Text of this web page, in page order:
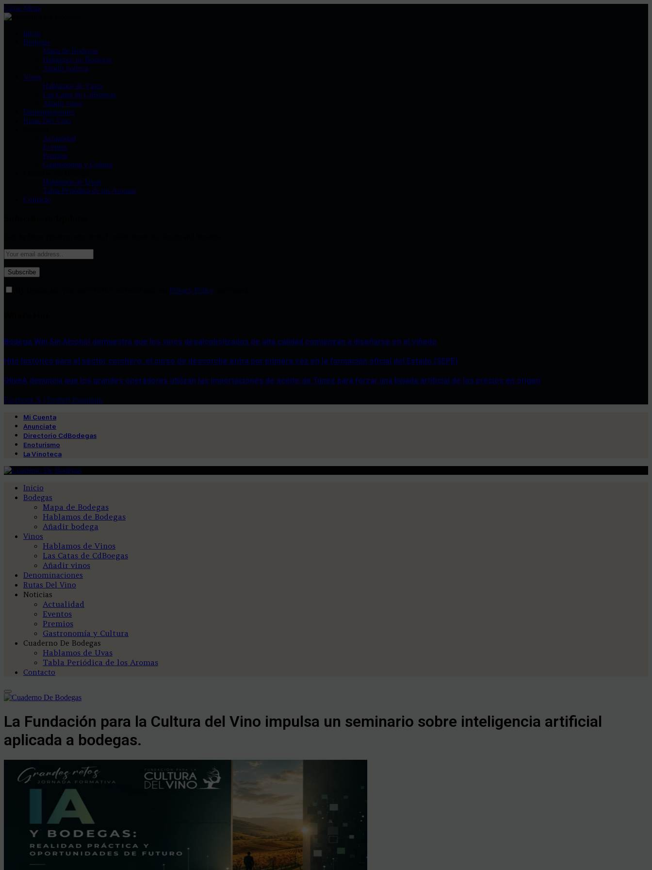
Close Menu
Inicio
Bodegas
Mapa de Bodegas
Hablamos de Bodegas
Añadir bodega
Vinos
Hablamos de Vinos
Las Catas de CdBoegas
Añadir vinos
Denominaciones
Rutas Del Vino
Actualidad
Eventos
Premios
Gastronomía y Cultura
Hablamos de Uvas
Tabla Periódica de los Aromas
Contacto
Privacy Policy
Bodega Win Sin Alcohol demuestra que los vinos desalcoholizados de alta calidad comienzan a diseñarse en el viñedo
Hito histórico para el sector corchero: el curso de descorche entra por primera vez en la formación oficial del Estado (SEPE)
OliveA denuncia que los grandes operadores utilizan las importaciones de aceite de Túnez para forzar una bajada artificial de los precios en origen
Facebook X (Twitter) Instagram
Mi Cuenta
Anunciate
Directorio CdBodegas
Enoturismo
La Vinoteca
Inicio
Bodegas
Mapa de Bodegas
Hablamos de Bodegas
Añadir bodega
Vinos
Hablamos de Vinos
Las Catas de CdBoegas
Añadir vinos
Denominaciones
Rutas Del Vino
Noticias
Actualidad
Eventos
Premios
Gastronomía y Cultura
Cuaderno De Bodegas
Hablamos de Uvas
Tabla Periódica de los Aromas
Contacto
La Fundación para la Cultura del Vino impulsa un seminario sobre inteligencia artificial
aplicada a bodegas.